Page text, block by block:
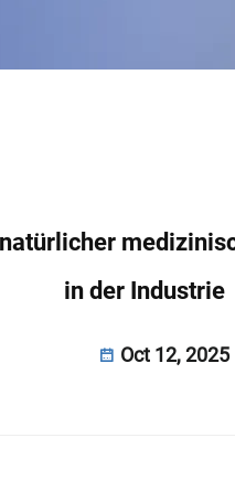
in der Industrie
Oct 12, 2025